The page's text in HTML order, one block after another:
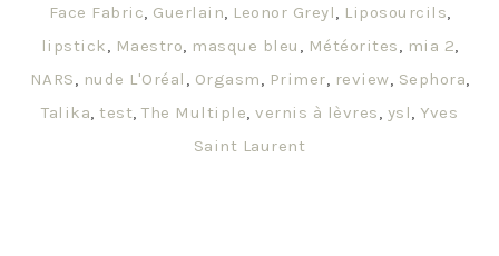
Face Fabric Guerlain Leonor Greyl Liposourcils
lipstick
Maestro masque bleu Météorites mia 2
NARS
nude L'Oréal Orgasm Primer review Sephora
Talika test The Multiple vernis à lèvres ysl
Yves
Saint Laurent